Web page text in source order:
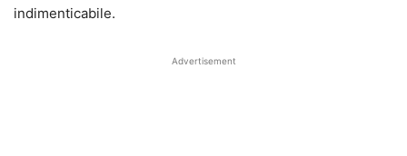
indimenticabile.
Advertisement